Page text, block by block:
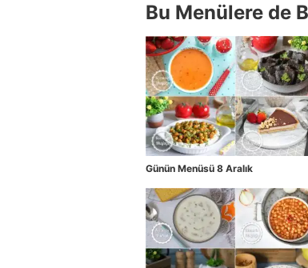
Bu Menülere de
Günün Menüsü 8 Aralık